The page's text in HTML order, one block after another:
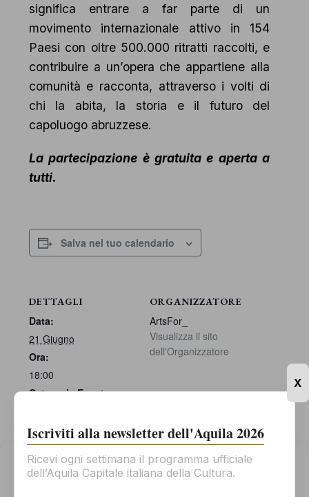
Gestisci il consenso
significa entrare a far parte di un
movimento internazionale attivo in 154
Paesi con oltre 500.000 ritratti raccolti, e
contribuire a un’opera che appartiene alla
comunità e racconta, attraverso i volti di
chi la abita, la storia e il futuro del
capoluogo abruzzese.
La partecipazione è gratuita e aperta a
tutti.
Salva nel tuo calendario
DETTAGLI
Data:
21 Giugno
Ora:
18:00
Categoria Evento:
ORGANIZZATORE
ArtsFor_
Visualizza il sito
dell'Organizzatore
Iscriviti alla newsletter dell'Aquila 2026
Ricevi ogni settimana il programma ufficiale
dell’Aquila Capitale italiana della Cultura.
X